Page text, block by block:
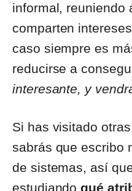
informal, reuniendo
comparten
caso siempre es
reducirse a
interesante, y
Si has visitado
sabrás que escribo
de sistemas, así
estudiandoqué